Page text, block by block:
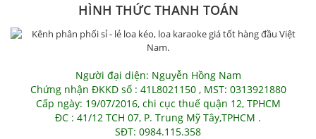
HÌNH THỨC THANH TOÁN
Người đại diện: Nguyễn Hồng Nam
Chứng nhận ĐKKD số : 41L8021150 , MST: 0313921880
Cấp ngày: 19/07/2016, chi cục thuế quận 12, TPHCM
ĐC : 41/12 TCH 07, P. Trung Mỹ Tây,TPHCM .
SĐT: 0984.115.358